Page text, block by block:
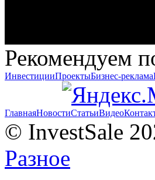
Рекомендуем
ИнвестицииПроектыБизнес-реклама
ГлавнаяНовостиСтатьиВидео
© InvestSale
Разное